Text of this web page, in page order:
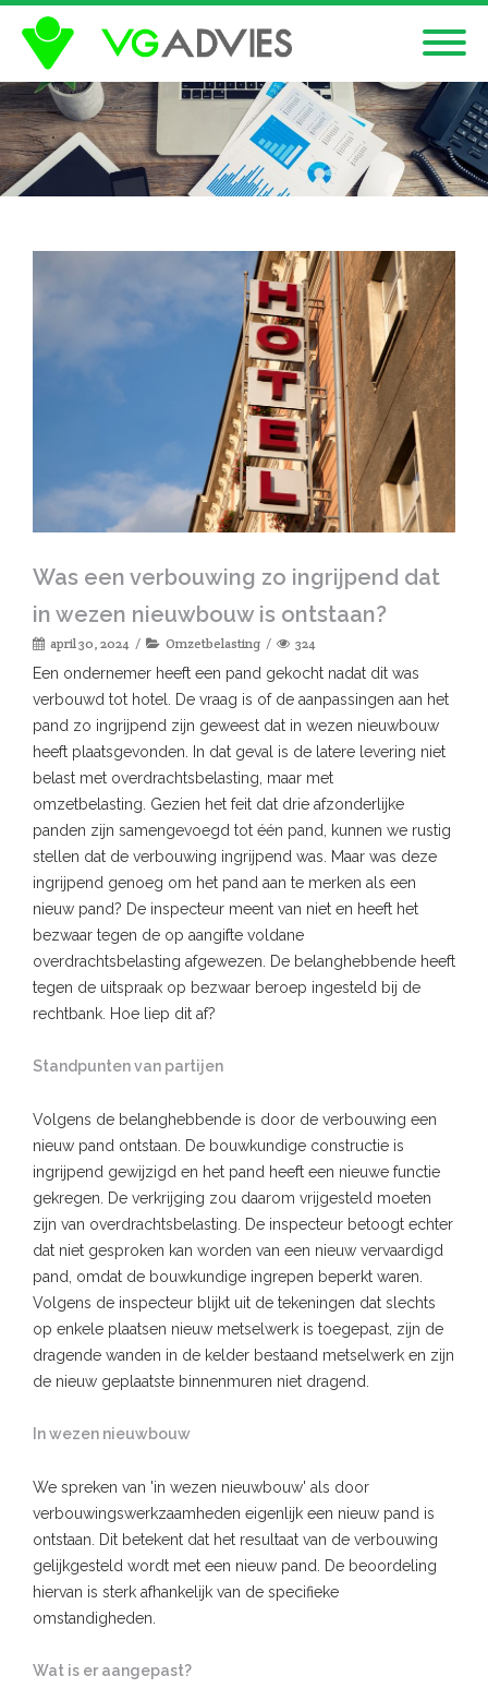
Was een verbouwing zo ingrijpend dat
in wezen nieuwbouw is ontstaan?
april 30, 2024 Omzetbelasting 324
Een ondernemer heeft een pand gekocht nadat dit was
verbouwd tot hotel. De vraag is of de aanpassingen aan het
pand zo ingrijpend zijn geweest dat in wezen nieuwbouw
heeft plaatsgevonden. In dat geval is de latere levering niet
belast met overdrachtsbelasting, maar met
omzetbelasting. Gezien het feit dat drie afzonderlijke
panden zijn samengevoegd tot één pand, kunnen we rustig
stellen dat de verbouwing ingrijpend was. Maar was deze
ingrijpend genoeg om het pand aan te merken als een
nieuw pand? De inspecteur meent van niet en heeft het
bezwaar tegen de op aangifte voldane
overdrachtsbelasting afgewezen. De belanghebbende heeft
tegen de uitspraak op bezwaar beroep ingesteld bij de
rechtbank. Hoe liep dit af?
Standpunten van partijen
Volgens de belanghebbende is door de verbouwing een
nieuw pand ontstaan. De bouwkundige constructie is
ingrijpend gewijzigd en het pand heeft een nieuwe functie
gekregen. De verkrijging zou daarom vrijgesteld moeten
zijn van overdrachtsbelasting. De inspecteur betoogt echter
dat niet gesproken kan worden van een nieuw vervaardigd
pand, omdat de bouwkundige ingrepen beperkt waren.
Volgens de inspecteur blijkt uit de tekeningen dat slechts
op enkele plaatsen nieuw metselwerk is toegepast, zijn de
dragende wanden in de kelder bestaand metselwerk en zijn
de nieuw geplaatste binnenmuren niet dragend.
In wezen nieuwbouw
We spreken van 'in wezen nieuwbouw' als door
verbouwingswerkzaamheden eigenlijk een nieuw pand is
ontstaan. Dit betekent dat het resultaat van de verbouwing
gelijkgesteld wordt met een nieuw pand. De beoordeling
hiervan is sterk afhankelijk van de specifieke
omstandigheden.
Wat is er aangepast?